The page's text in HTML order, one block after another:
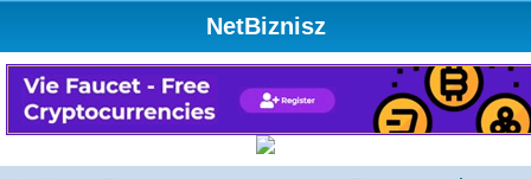
NetBiznisz